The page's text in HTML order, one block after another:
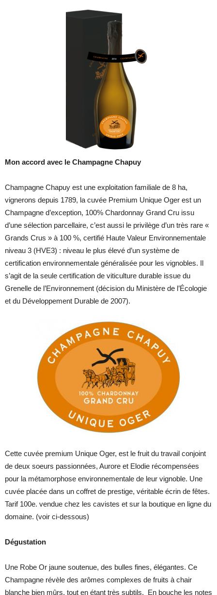
Mon accord avec le Champagne Chapuy
Champagne Chapuy est une exploitation familiale de 8 ha,
vignerons depuis 1789, la cuvée Premium Unique Oger est un
Champagne d’exception, 100% Chardonnay Grand Cru issu
d’une sélection parcellaire, c’est aussi le privilège d’un très rare «
Grands Crus » à 100 %, certifié Haute Valeur Environnementale
niveau 3 (HVE3) : niveau le plus élevé d’un système de
certification environnementale généralisée pour les vignobles. Il
s’agit de la seule certification de viticulture durable issue du
Grenelle de l’Environnement (décision du Ministère de l’Écologie
et du Développement Durable de 2007).
Cette cuvée premium Unique Oger, est le fruit du travail conjoint
de deux soeurs passionnées, Aurore et Elodie récompensées
pour la métamorphose environnementale de leur vignoble. Une
cuvée placée dans un coffret de prestige, véritable écrin de fêtes.
Tarif 100e. vendue chez les cavistes et sur la boutique en ligne du
domaine. (voir ci-dessous)
Dégustation
Une Robe Or jaune soutenue, des bulles fines, élégantes. Ce
Champagne révèle des arômes complexes de fruits à chair
blanche bien mûrs, tout en étant très subtils. En bouche les notes